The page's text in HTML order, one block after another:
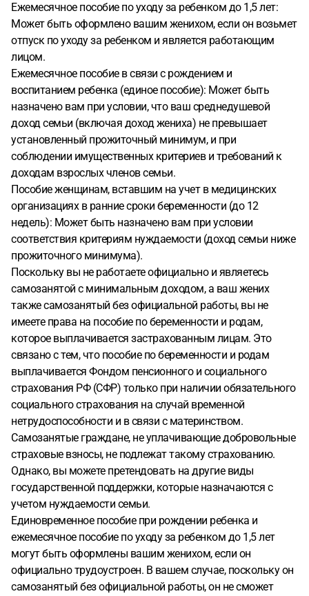
Ежемесячное пособие по уходу за ребенком до 1,5 лет:
Может быть оформлено вашим женихом, если он возьмет
отпуск по уходу за ребенком и является работающим
лицом.
Ежемесячное пособие в связи с рождением и
воспитанием ребенка (единое пособие): Может быть
назначено вам при условии, что ваш среднедушевой
доход семьи (включая доход жениха) не превышает
установленный прожиточный минимум, и при
соблюдении имущественных критериев и требований к
доходам взрослых членов семьи.
Пособие женщинам, вставшим на учет в медицинских
организациях в ранние сроки беременности (до 12
недель): Может быть назначено вам при условии
соответствия критериям нуждаемости (доход семьи ниже
прожиточного минимума).
Поскольку вы не работаете официально и являетесь
самозанятой с минимальным доходом, а ваш жених
также самозанятый без официальной работы, вы не
имеете права на пособие по беременности и родам,
которое выплачивается застрахованным лицам. Это
связано с тем, что пособие по беременности и родам
выплачивается Фондом пенсионного и социального
страхования РФ (СФР) только при наличии обязательного
социального страхования на случай временной
нетрудоспособности и в связи с материнством.
Самозанятые граждане, не уплачивающие добровольные
страховые взносы, не подлежат такому страхованию.
Однако, вы можете претендовать на другие виды
государственной поддержки, которые назначаются с
учетом нуждаемости семьи.
Единовременное пособие при рождении ребенка и
ежемесячное пособие по уходу за ребенком до 1,5 лет
могут быть оформлены вашим женихом, если он
официально трудоустроен. В вашем случае, поскольку он
самозанятый без официальной работы, он не сможет